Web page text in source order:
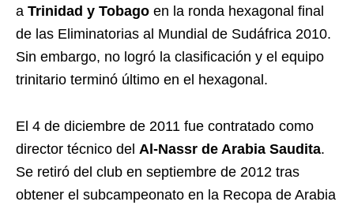
a Trinidad y Tobago en la ronda hexagonal final
de las Eliminatorias al Mundial de Sudáfrica 2010.
Sin embargo, no logró la clasificación y el equipo
trinitario terminó último en el hexagonal.
El 4 de diciembre de 2011 fue contratado como
director técnico del Al-Nassr de Arabia Saudita.
Se retiró del club en septiembre de 2012 tras
obtener el subcampeonato en la Recopa de Arabia